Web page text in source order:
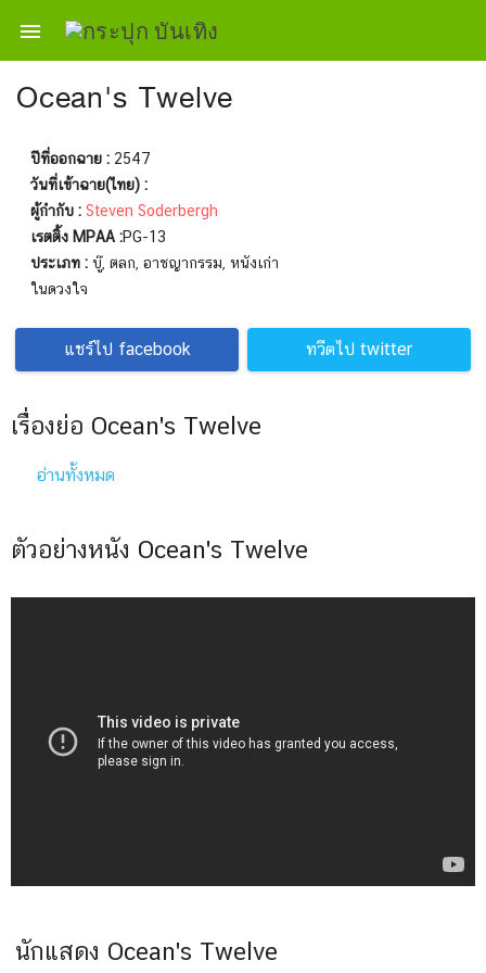

Ocean's Twelve
ปีที่ออกฉาย : 2547
วันที่เข้าฉาย(ไทย) :
ผู้กำกับ : Steven Soderbergh
เรตติ้ง MPAA :PG-13
ประเภท : บู๊, ตลก, อาชญากรรม, หนังเก่า
ในดวงใจ
แชร์ไป facebook ทวีตไป twitter
เรื่องย่อ Ocean's Twelve
อ่านทั้งหมด
ตัวอย่างหนัง Ocean's Twelve
นักแสดง Ocean's Twelve